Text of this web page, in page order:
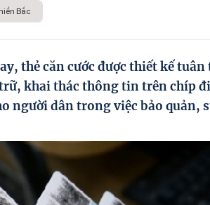
Bắc
thẻ căn cước được thiết kế
trữ, khai thác thông tin trên chíp
người dân trong việc bảo quản,